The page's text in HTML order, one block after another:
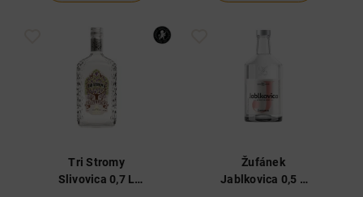
Tri Stromy
Slivovica 0,7 L
Žufánek
Jablkovica 0,5 L